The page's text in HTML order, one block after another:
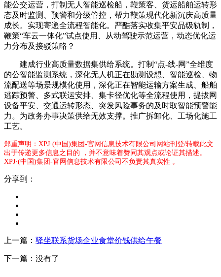
能公交运营，打制无人智能巡检船，鞭策客、货运船舶运转形
态及时监测、预警和分级管控，帮力鞭策现代化新沉庆高质量
成长。实现寄递全流程智能化。严酷落实收集平安品级轨制，
鞭策“车云一体化”试点使用、从动驾驶示范运营，动态优化运
力分布及接驳策略？
建成行业高质量数据集供给系统。打制“点-线-网”全维度
的公智能监测系统，深化无人机正在勘测设想、智能巡检、物
流配送等场景规模化使用，深化正在智能运输方案生成、船舶
逃踪预警、多式联运安排、集卡径优化等全流程使用，提拔网
设备平安、交通运转形态、突发风险事务的及时取智能预警能
力。为政务办事决策供给无效支撑。推广拆卸化、工场化施工
工艺。
郑重声明：XPJ·(中国)集团-官网信息技术有限公司网站刊登/转载此文
出于传递更多信息之目的 ，并不意味着赞同其观点或论证其描述。
XPJ·(中国)集团-官网信息技术有限公司不负责其真实性 。
分享到：
上一篇： 驿坐联系货场企业食堂价钱供给午餐
下一篇：没有了